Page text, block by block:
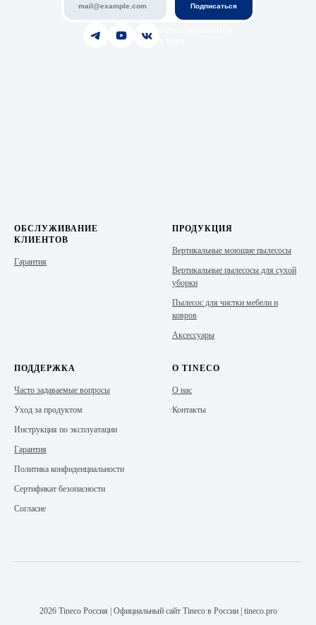
Подписаться
ОБСЛУЖИВАНИЕ
КЛИЕНТОВ
Гарантия
ПРОДУКЦИЯ
Вертикальные моющие пылесосы
Вертикальные пылесосы для сухой
уборки
Пылесос для чистки мебели и
ковров
Аксессуары
ПОДДЕРЖКА
Часто задаваемые вопросы
Уход за продуктом
Инструкция по эксплуатации
Гарантия
Политика конфиденциальности
Сертификат безопасности
Согласие
О TINECO
О нас
Контакты
2026 Tineco Россия | Официальный сайт Tineco в России | tineco.pro